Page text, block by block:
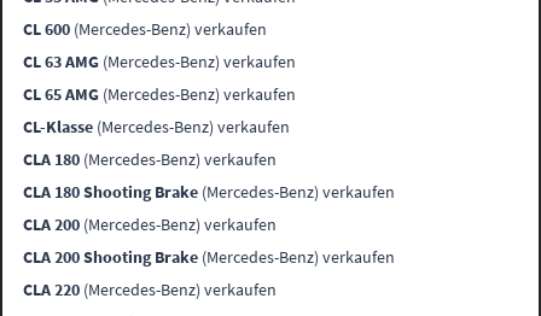
CL 600 (Mercedes-Benz) verkaufen
CL 63 AMG (Mercedes-Benz) verkaufen
CL 65 AMG (Mercedes-Benz) verkaufen
CL-Klasse (Mercedes-Benz) verkaufen
CLA 180 (Mercedes-Benz) verkaufen
CLA 180 Shooting Brake (Mercedes-Benz) verkaufen
CLA 200 (Mercedes-Benz) verkaufen
CLA 200 Shooting Brake (Mercedes-Benz) verkaufen
CLA 220 (Mercedes-Benz) verkaufen